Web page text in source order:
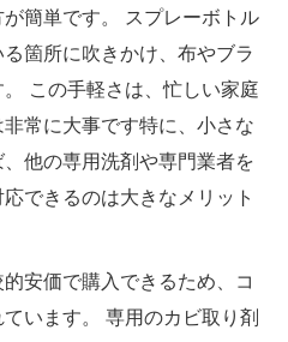
簡単です。 スプレーボトル
箇所に吹きかけ、布やブラ
この手軽さは、忙しい家庭
常に大事です特に、小さな
他の専用洗剤や専門業者を
できるのは大きなメリット
安価で購入できるため、コ
います。 専用のカビ取り剤